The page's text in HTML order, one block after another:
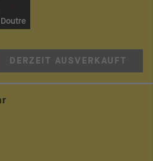
DERZEIT AUSVERKAUFT